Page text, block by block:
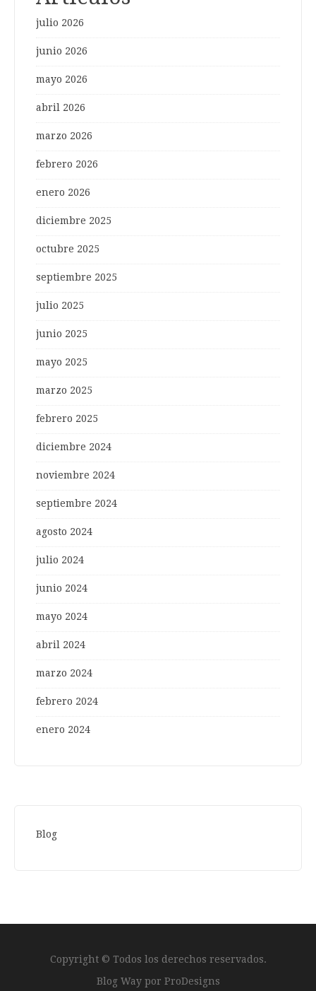
julio 2026
junio 2026
mayo 2026
abril 2026
marzo 2026
febrero 2026
enero 2026
diciembre 2025
octubre 2025
septiembre 2025
julio 2025
junio 2025
mayo 2025
marzo 2025
febrero 2025
diciembre 2024
noviembre 2024
septiembre 2024
agosto 2024
julio 2024
junio 2024
mayo 2024
abril 2024
marzo 2024
febrero 2024
enero 2024
Blog
Copyright © Todos los derechos reservados.
Blog Way por ProDesigns